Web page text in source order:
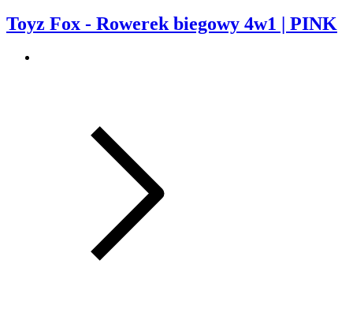
Toyz Fox - Rowerek biegowy 4w1 | PINK